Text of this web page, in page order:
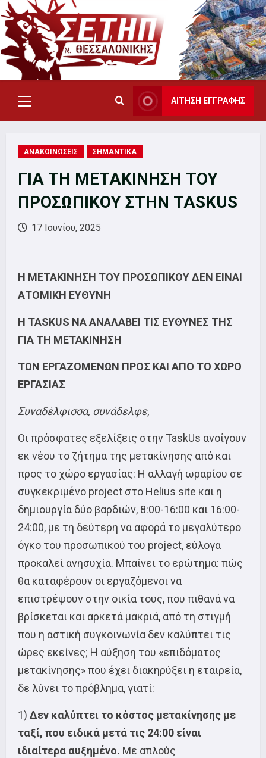
Skip
to
content
Primary
Menu
ΑΙΤΗΣΗ ΕΓΓΡΑΦΗΣ
ΑΝΑΚΟΙΝΩΣΕΙΣ ΣΗΜΑΝΤΙΚΑ
ΓΙΑ ΤΗ ΜΕΤΑΚΙΝΗΣΗ ΤΟΥ
ΠΡΟΣΩΠΙΚΟΥ ΣΤΗΝ TASKUS
17 Ιουνίου, 2025
Η ΜΕΤΑΚΙΝΗΣΗ ΤΟΥ ΠΡΟΣΩΠΙΚΟΥ ΔΕΝ ΕΙΝΑΙ
ΑΤΟΜΙΚΗ ΕΥΘΥΝΗ
Η TASKUS ΝΑ ΑΝΑΛΑΒΕΙ ΤΙΣ ΕΥΘΥΝΕΣ ΤΗΣ
ΓΙΑ ΤΗ ΜΕΤΑΚΙΝΗΣΗ
ΤΩΝ ΕΡΓΑΖΟΜΕΝΩΝ ΠΡΟΣ ΚΑΙ ΑΠΟ ΤΟ ΧΩΡΟ
ΕΡΓΑΣΙΑΣ
Συναδέλφισσα, συνάδελφε,
Οι πρόσφατες εξελίξεις στην TaskUs ανοίγουν
εκ νέου το ζήτημα της μετακίνησης από και
προς το χώρο εργασίας: Η αλλαγή ωραρίου σε
συγκεκριμένο project στο Helius site και η
δημιουργία δύο βαρδιών, 8:00-16:00 και 16:00-
24:00, με τη δεύτερη να αφορά το μεγαλύτερο
όγκο του προσωπικού του project, εύλογα
προκαλεί ανησυχία. Μπαίνει το ερώτημα: πώς
θα καταφέρουν οι εργαζόμενοι να
επιστρέψουν στην οικία τους, που πιθανά να
βρίσκεται και αρκετά μακριά, από τη στιγμή
που η αστική συγκοινωνία δεν καλύπτει τις
ώρες εκείνες; Η αύξηση του «επιδόματος
μετακίνησης» που έχει διακηρύξει η εταιρεία,
δε λύνει το πρόβλημα, γιατί:
1) Δεν καλύπτει το κόστος μετακίνησης με
ταξί, που ειδικά μετά τις 24:00 είναι
ιδιαίτερα αυξημένο. Με απλούς